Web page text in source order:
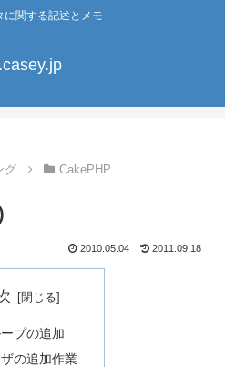
に関する記述とメモ
グ CakePHP
2010.05.04 2011.09.18
プの追加
の追加作業